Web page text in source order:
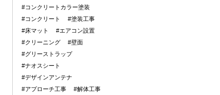
#コンクリートカラー塗装
#コンクリート
#塗装工事
#床マット
#エアコン設置
#クリーニング
#壁面
#グリーストラップ
#ナオスシート
#デザインアンテナ
#アプローチ工事
#解体工事